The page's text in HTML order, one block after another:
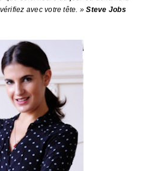
avec votre tête. »Steve Jobs